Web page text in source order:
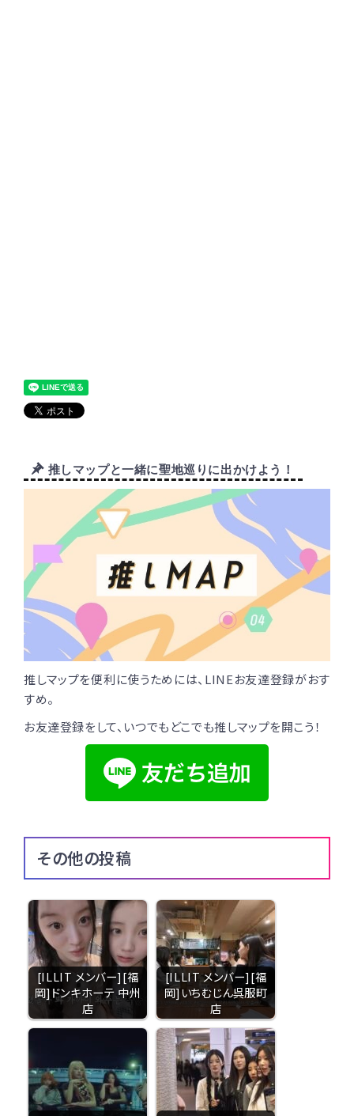
推しマップと一緒に聖地巡りに出かけよう！
推しマップを便利に使うためには、LINEお友達登録がおす
すめ。
お友達登録をして、いつでもどこでも推しマップを開こう！
その他の投稿
[ILLIT メンバー][福
岡]ドンキホーテ 中州
店
[ILLIT メンバー][福
岡]いちむじん呉服町
店